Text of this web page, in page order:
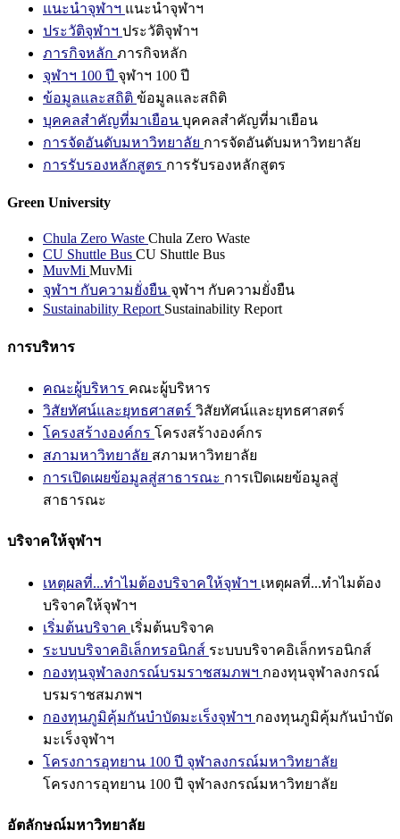
แนะนำจุฬาฯ แนะนำจุฬาฯ
ประวัติจุฬาฯ ประวัติจุฬาฯ
ภารกิจหลัก ภารกิจหลัก
จุฬาฯ 100 ปี จุฬาฯ 100 ปี
ข้อมูลและสถิติ ข้อมูลและสถิติ
บุคคลสำคัญที่มาเยือน บุคคลสำคัญที่มาเยือน
การจัดอันดับมหาวิทยาลัย การจัดอันดับมหาวิทยาลัย
การรับรองหลักสูตร การรับรองหลักสูตร
Green University
Chula Zero Waste Chula Zero Waste
CU Shuttle Bus CU Shuttle Bus
MuvMi MuvMi
จุฬาฯ กับความยั่งยืน จุฬาฯ กับความยั่งยืน
Sustainability Report Sustainability Report
การบริหาร
คณะผู้บริหาร คณะผู้บริหาร
วิสัยทัศน์และยุทธศาสตร์ วิสัยทัศน์และยุทธศาสตร์
โครงสร้างองค์กร โครงสร้างองค์กร
สภามหาวิทยาลัย สภามหาวิทยาลัย
การเปิดเผยข้อมูลสู่สาธารณะ การเปิดเผยข้อมูลสู่
สาธารณะ
บริจาคให้จุฬาฯ
เหตุผลที่...ทำไมต้องบริจาคให้จุฬาฯ เหตุผลที่...ทำไมต้อง
บริจาคให้จุฬาฯ
เริ่มต้นบริจาค เริ่มต้นบริจาค
ระบบบริจาคอิเล็กทรอนิกส์ ระบบบริจาคอิเล็กทรอนิกส์
กองทุนจุฬาลงกรณ์บรมราชสมภพฯ กองทุนจุฬาลงกรณ์
บรมราชสมภพฯ
กองทุนภูมิคุ้มกันบำบัดมะเร็งจุฬาฯ กองทุนภูมิคุ้มกันบำบัด
มะเร็งจุฬาฯ
โครงการอุทยาน 100 ปี จุฬาลงกรณ์มหาวิทยาลัย
โครงการอุทยาน 100 ปี จุฬาลงกรณ์มหาวิทยาลัย
อัตลักษณ์มหาวิทยาลัย